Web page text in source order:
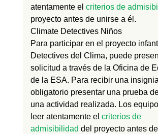
atentamente el criterios de
proyecto antes de unirse a él.
Climate Detectives Niños
Para participar en el proyecto
Detectives del Clima, puede
solicitud a través de la Oficina de
de la ESA. Para recibir una
obligatorio presentar una prueba
una actividad realizada. Los
leer atentamente el criterios de
admisibilidad del proyecto antes